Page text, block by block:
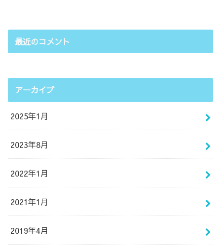
最近のコメント
アーカイブ
2025年1月
2023年8月
2022年1月
2021年1月
2019年4月